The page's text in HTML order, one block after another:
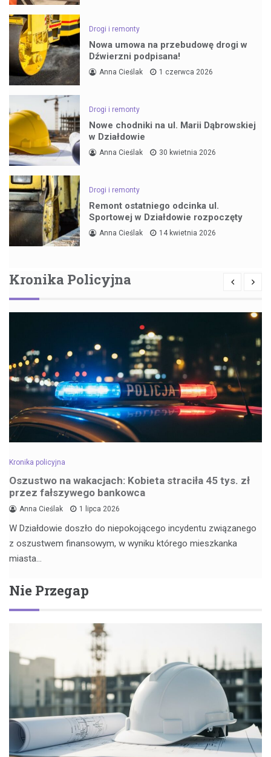
Drogi i remonty
Nowa umowa na przebudowę drogi w
Dźwierzni podpisana!
Anna Cieślak 1 czerwca 2026
Drogi i remonty
Nowe chodniki na ul. Marii Dąbrowskiej
w Działdowie
Anna Cieślak 30 kwietnia 2026
Drogi i remonty
Remont ostatniego odcinka ul.
Sportowej w Działdowie rozpoczęty
Anna Cieślak 14 kwietnia 2026
Kronika Policyjna
Kronika policyjna
Oszustwo na wakacjach: Kobieta straciła 45 tys. zł
przez fałszywego bankowca
Anna Cieślak 1 lipca 2026
W Działdowie doszło do niepokojącego incydentu związanego
z oszustwem finansowym, w wyniku którego mieszkanka
miasta…
Nie Przegap